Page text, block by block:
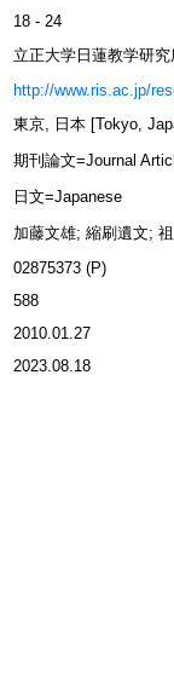
18 - 24
立正大学日蓮教学研究
http://www.ris.ac.jp/
東京, 日本 [Tokyo,
期刊論文=Journal
日文=Japanese
加藤文雄; 縮刷遺文;
02875373 (P)
588
2010.01.27
2023.08.18